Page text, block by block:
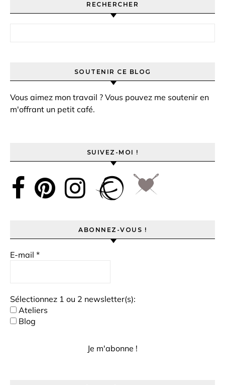
RECHERCHER
SOUTENIR CE BLOG
Vous aimez mon travail ? Vous pouvez me soutenir en
m'offrant un petit café.
SUIVEZ-MOI !
ABONNEZ-VOUS !
E-mail *
Sélectionnez 1 ou 2 newsletter(s):
Ateliers
Blog